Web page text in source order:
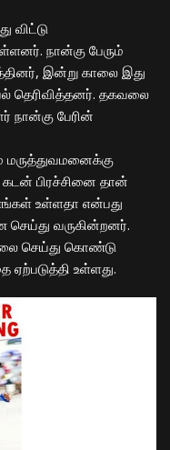
விட்டு
நான்கு பேரும்
இன்று காலை இது
தெரிவித்தனர். தகவலை
நான்கு பேரின்
மருத்துவமனைக்கு
பிரச்சினை தான்
உள்ளதா என்பது
செய்து வருகின்றனர்.
செய்து கொண்டு
ஏற்படுத்தி உள்ளது.